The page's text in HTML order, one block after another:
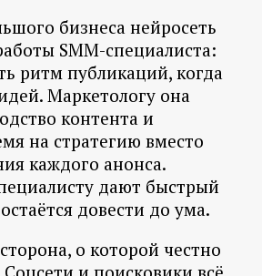
бизнеса нейросеть
SMM-специалиста:
ритм публикаций, когда
Маркетологу она
контента и
на стратегию вместо
каждого анонса.
дают быстрый
довести до ума.
о которой честно